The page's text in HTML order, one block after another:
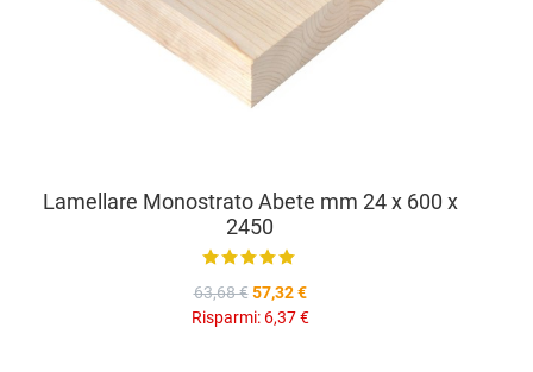
Lamellare Monostrato Abete mm 24 x 600 x
2450
63,68 € 57,32 €
Risparmi: 6,37 €